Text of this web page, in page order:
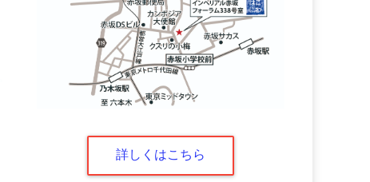
詳しくはこちら